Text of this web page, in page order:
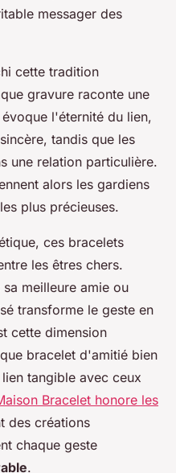
messager des
cette tradition
gravure raconte une
l'éternité du lien,
tandis que les
une relation particulière.
alors les gardiens
plus précieuses.
ces bracelets
les êtres chers.
meilleure amie ou
transforme le geste en
cette dimension
bracelet d'amitié bien
tangible avec ceux
Bracelet honore les
des créations
chaque geste
.